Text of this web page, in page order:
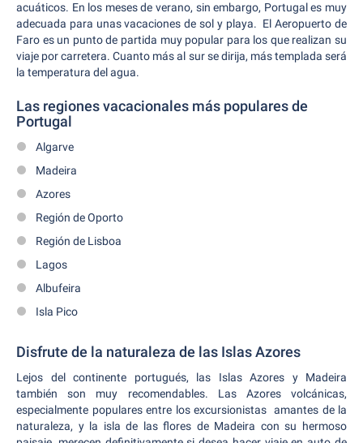
acuáticos. En los meses de verano, sin embargo, Portugal es muy
adecuada para unas vacaciones de sol y playa. El Aeropuerto de
Faro es un punto de partida muy popular para los que realizan su
viaje por carretera. Cuanto más al sur se dirija, más templada será
la temperatura del agua.
Las regiones vacacionales más populares de
Portugal
Algarve
Madeira
Azores
Región de Oporto
Región de Lisboa
Lagos
Albufeira
Isla Pico
Disfrute de la naturaleza de las Islas Azores
Lejos del continente portugués, las Islas Azores y Madeira
también son muy recomendables. Las Azores volcánicas,
especialmente populares entre los excursionistas amantes de la
naturaleza, y la isla de las flores de Madeira con su hermoso